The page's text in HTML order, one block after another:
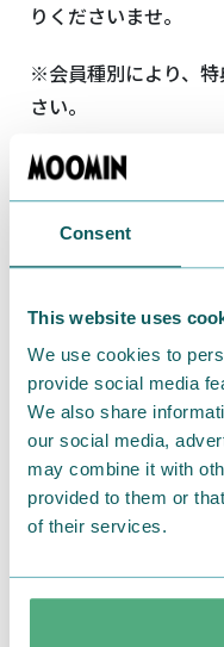
Consent
This website uses
We use cookies to
provide social media
We also share
our social media,
may combine it with
provided to them or
of their services.
りくださいませ。
※会員種別により、
さい。
対象１★プレミアムコ
特典◆毎月11日に
対象２★月額コース
特典◆毎月11日に
MOOMIN SHOPスタ
します。
特典の受け方◆お会計